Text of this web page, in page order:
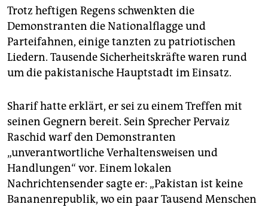
Trotz heftigen Regens schwenkten die
Demonstranten die Nationalflagge und
Parteifahnen, einige tanzten zu patriotischen
Liedern. Tausende Sicherheitskräfte waren rund
um die pakistanische Hauptstadt im Einsatz.
Sharif hatte erklärt, er sei zu einem Treffen mit
seinen Gegnern bereit. Sein Sprecher Pervaiz
Raschid warf den Demonstranten
„unverantwortliche Verhaltensweisen und
Handlungen“ vor. Einem lokalen
Nachrichtensender sagte er: „Pakistan ist keine
Bananenrepublik, wo ein paar Tausend Menschen